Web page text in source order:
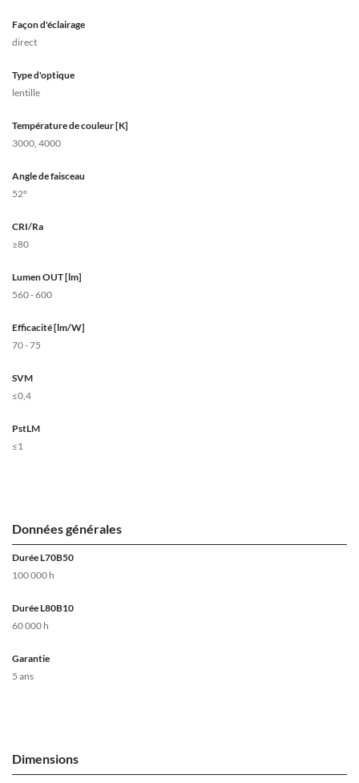
Façon d'éclairage
direct
Type d'optique
lentille
Température de couleur [K]
3000, 4000
Angle de faisceau
52°
CRI/Ra
≥80
Lumen OUT [lm]
560 - 600
Efficacité [lm/W]
70 - 75
SVM
≤0,4
PstLM
≤1
Données générales
Durée L70B50
100 000 h
Durée L80B10
60 000 h
Garantie
5 ans
Dimensions